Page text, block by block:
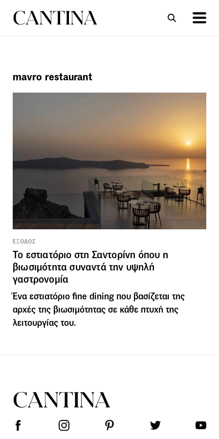
ΣΥΝΤΑΓΕΣ
mavro restaurant
ΕΞΟΔΟΣ
Το εστιατόριο στη Σαντορίνη όπου η
βιωσιμότητα συναντά την υψηλή
γαστρονομία
Ένα εστιατόριο fine dining που βασίζεται της
αρχές της βιωσιμότητας σε κάθε πτυχή της
λειτουργίας του.